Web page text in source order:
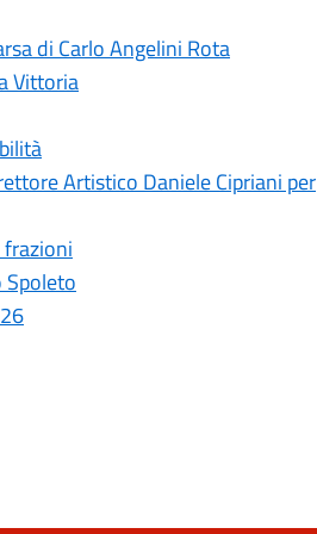
di Carlo Angelini Rota
Vittoria
Artistico Daniele Cipriani per